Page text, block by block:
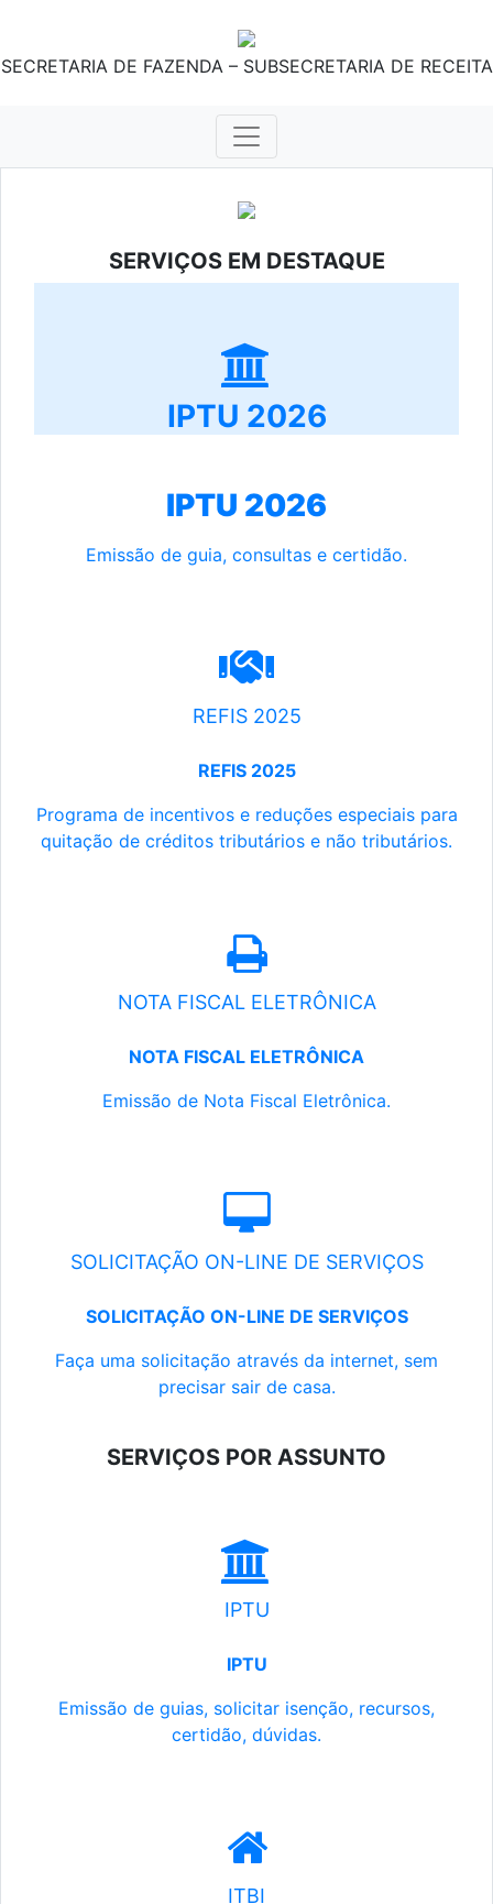
SECRETARIA DE FAZENDA – SUBSECRETARIA DE RECEITA
SERVIÇOS EM DESTAQUE
IPTU 2026
IPTU 2026
Emissão de guia, consultas e certidão.
REFIS 2025
REFIS 2025
Programa de incentivos e reduções especiais para
quitação de créditos tributários e não tributários.
NOTA FISCAL ELETRÔNICA
NOTA FISCAL ELETRÔNICA
Emissão de Nota Fiscal Eletrônica.
SOLICITAÇÃO ON-LINE DE SERVIÇOS
SOLICITAÇÃO ON-LINE DE SERVIÇOS
Faça uma solicitação através da internet, sem
precisar sair de casa.
SERVIÇOS POR ASSUNTO
IPTU
IPTU
Emissão de guias, solicitar isenção, recursos,
certidão, dúvidas.
ITBI